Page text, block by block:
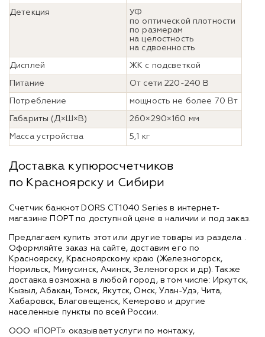
Детекция
УФ
по оптической плотности
по размерам
на целостность
на сдвоенность
Дисплей ЖК с подсветкой
Питание От сети 220-240 В
Потребление мощность не более 70 Вт
Габариты (Д×Ш×В) 260×290×160 мм
Масса устройства 5,1 кг
Доставка купюросчетчиков
по Красноярску и Сибири
Счетчик банкнот DORS CT1040 Series в интернет-
магазине ПОРТ по доступной цене в наличии и под заказ.
Предлагаем купить этот или другие товары из раздела .
Оформляйте заказ на сайте, доставим его по
Красноярску, Красноярскому краю (Железногорск,
Норильск, Минусинск, Ачинск, Зеленогорск и др). Также
доставка возможна в любой город, в том числе: Иркутск,
Кызыл, Абакан, Томск, Якутск, Омск, Улан-Удэ, Чита,
Хабаровск, Благовещенск, Кемерово и другие
населенные пункты по всей России.
ООО «ПОРТ» оказывает услуги по монтажу,